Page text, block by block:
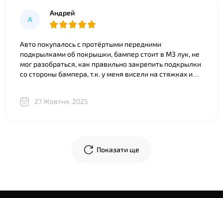
А
Андрей
Авто покупалось с протёртыми передними
подкрылками об покрышки, бампер стоит в M3 лук, не
мог разобраться, как правильно закрепить подкрылки
со стороны бампера, т.к. у меня висели на стяжках и
объяснили, показали разницу между двумя почти
27 Жовтня, 2025
Показати ще